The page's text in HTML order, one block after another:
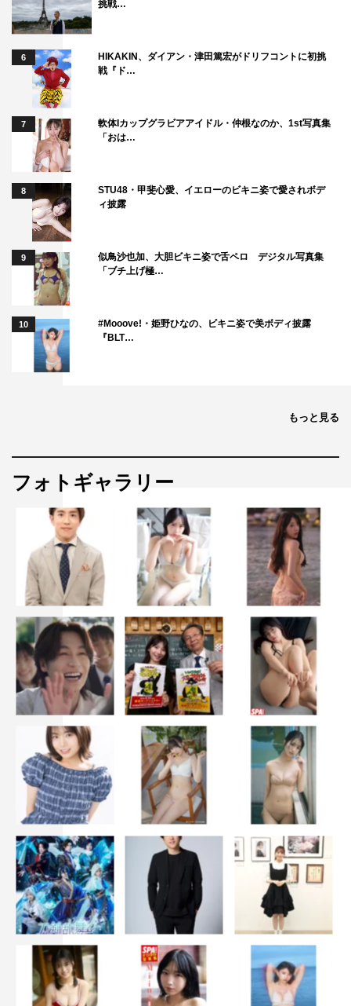
挑戦…
6
HIKAKIN、ダイアン・津田篤宏がドリフコントに初挑
戦『ド…
7
軟体Iカップグラビアアイドル・仲根なのか、1st写真集
「おは…
8
STU48・甲斐心愛、イエローのビキニ姿で愛されボデ
ィ披露
9
似鳥沙也加、大胆ビキニ姿で舌ペロ デジタル写真集
「ブチ上げ極…
10
#Mooove!・姫野ひなの、ビキニ姿で美ボディ披露
『BLT…
もっと見る
フォトギャラリー